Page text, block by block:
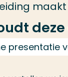
presentatie